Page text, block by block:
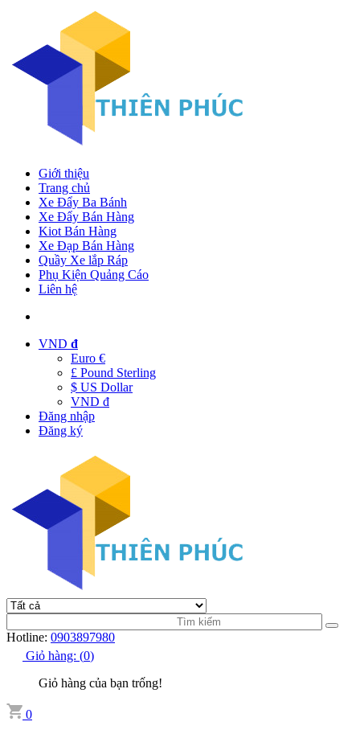
Giới thiệu
Trang chủ
Xe Đẩy Ba Bánh
Xe Đẩy Bán Hàng
Kiot Bán Hàng
Xe Đạp Bán Hàng
Quầy Xe lắp Ráp
Phụ Kiện Quảng Cáo
Liên hệ
VND đ
Euro €
£ Pound Sterling
$ US Dollar
VND đ
Đăng nhập
Đăng ký
Hotline: 0903897980
Giỏ hàng: (0)
Giỏ hàng của bạn trống!
0